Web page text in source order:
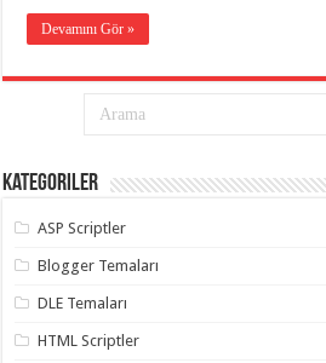
taşımacılık,
gaziantep
evden
taşımacılık,
asansörlü
taşıma,
evden
taşımacılık,
organizasyon,
organizasyon,
Devamını Gör »
Kategoriler
ASP Scriptler
Blogger Temaları
DLE Temaları
HTML Scriptler